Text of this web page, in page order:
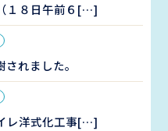
１８日午前６[…]
れました。
レ洋式化工事[…]